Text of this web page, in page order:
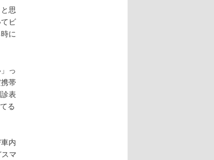
思
ビ
に
っ
帯
表
る
内
マ